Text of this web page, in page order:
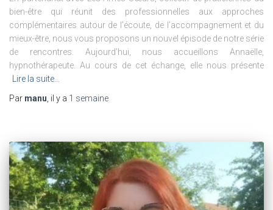
bien-être qui réunit des professionnelles aux approches
complémentaires autour de l’écoute, de l’accompagnement et du
mieux-être, nous vous proposons un nouvel épisode de notre série
de rencontres. Aujourd’hui, nous accueillons Annaëlle,
hypnothérapeute. Au cours de cet échange, elle nous présente
Lire la suite…
Par manu, il y a 1 semaine